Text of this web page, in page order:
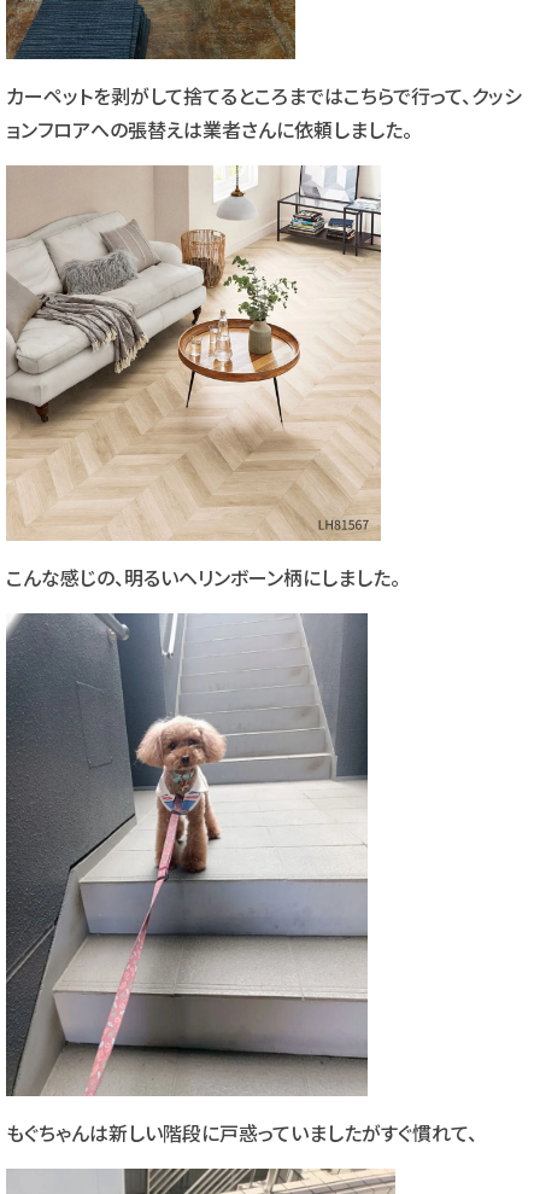
カーペットを剥がして捨てるところまではこちらで行って、クッシ
ョンフロアへの張替えは業者さんに依頼しました。
こんな感じの、明るいヘリンボーン柄にしました。
もぐちゃんは新しい階段に戸惑っていましたがすぐ慣れて、